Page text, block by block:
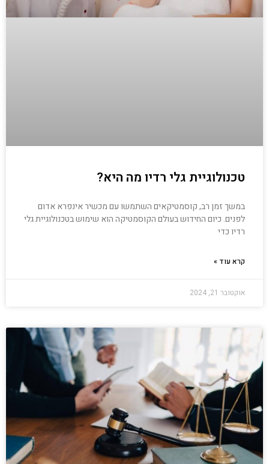
טכנולוגיית גלי רדיו מה היא?
במשך זמן רב, קוסמטיקאים השתמשו עם מכשיר אינפרא אדום
לפנים. כיום החידוש בעולם הקוסמטיקה הוא שימוש בטכנולוגיית גלי
רדיו כדי
קרא עוד »
אוקטובר 21, 2024